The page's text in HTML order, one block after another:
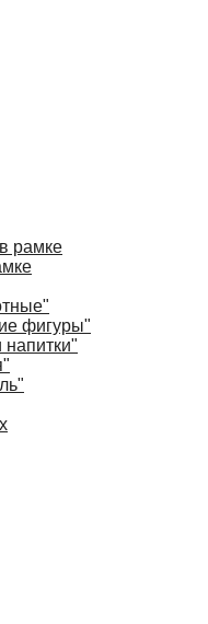
рамке
фигуры"